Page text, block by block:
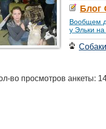
Блог
Вообщем
у Эльки
Собаки
во просмотров анкеты: